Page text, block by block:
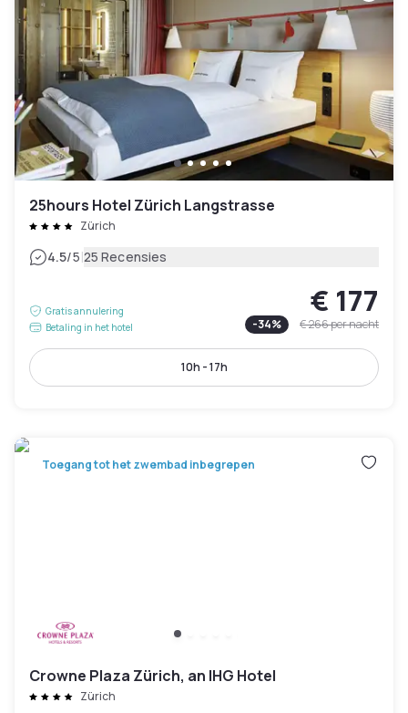
25hours Hotel Zürich Langstrasse
Zürich
4.5/5|25 Recensies
Gratis annulering
Betaling in het hotel
€ 177
-34% € 266per nacht
10h - 17h
Toegang tot het zwembad inbegrepen
Crowne Plaza Zürich, an IHG Hotel
Zürich